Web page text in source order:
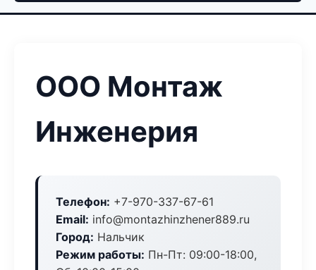
ООО Монтаж
Инженерия
Телефон: +7-970-337-67-61
Email: info@montazhinzhener889.ru
Город: Нальчик
Режим работы: Пн-Пт: 09:00-18:00,